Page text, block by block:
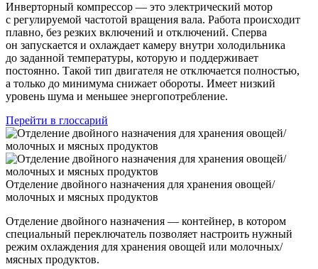
Инверторный компрессор — это электрический мотор
с регулируемой частотой вращения вала. Работа происходит
плавно, без резких включений и отключений. Сперва
он запускается и охлаждает камеру внутри холодильника
до заданной температуры, которую и поддерживает
постоянно. Такой тип двигателя не отключается полностью,
а только до минимума снижает обороты. Имеет низкий
уровень шума и меньшее энергопотребление.
Перейти в глоссарий
Отделение двойного назначения для хранения овощей/
молочных и мясных продуктов
Отделение двойного назначения — контейнер, в котором
специальный переключатель позволяет настроить нужный
режим охлаждения для хранения овощей или молочных/
мясных продуктов.